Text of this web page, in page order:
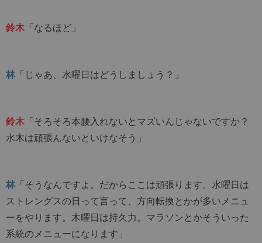
鈴木 「なるほど」
林 「じゃあ、水曜日はどうしましょう？」
鈴木 「そろそろ本腰入れないとマズいんじゃないですか？
水木は頑張んないといけなそう」
林 「そうなんですよ。だからここは頑張ります。水曜日は
ストレングスの日って言って、方向転換とかが多いメニュ
ーをやります。木曜日は持久力。マラソンとかそういった
系統のメニューになります」